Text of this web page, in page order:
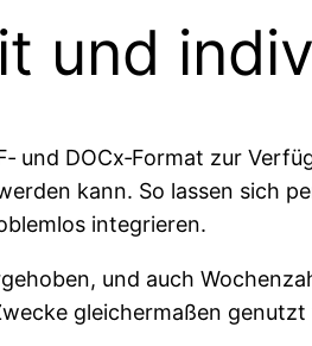
und
und DOCx‑Format zur
kann. So lassen sich
integrieren.
und auch
gleichermaßen genutzt